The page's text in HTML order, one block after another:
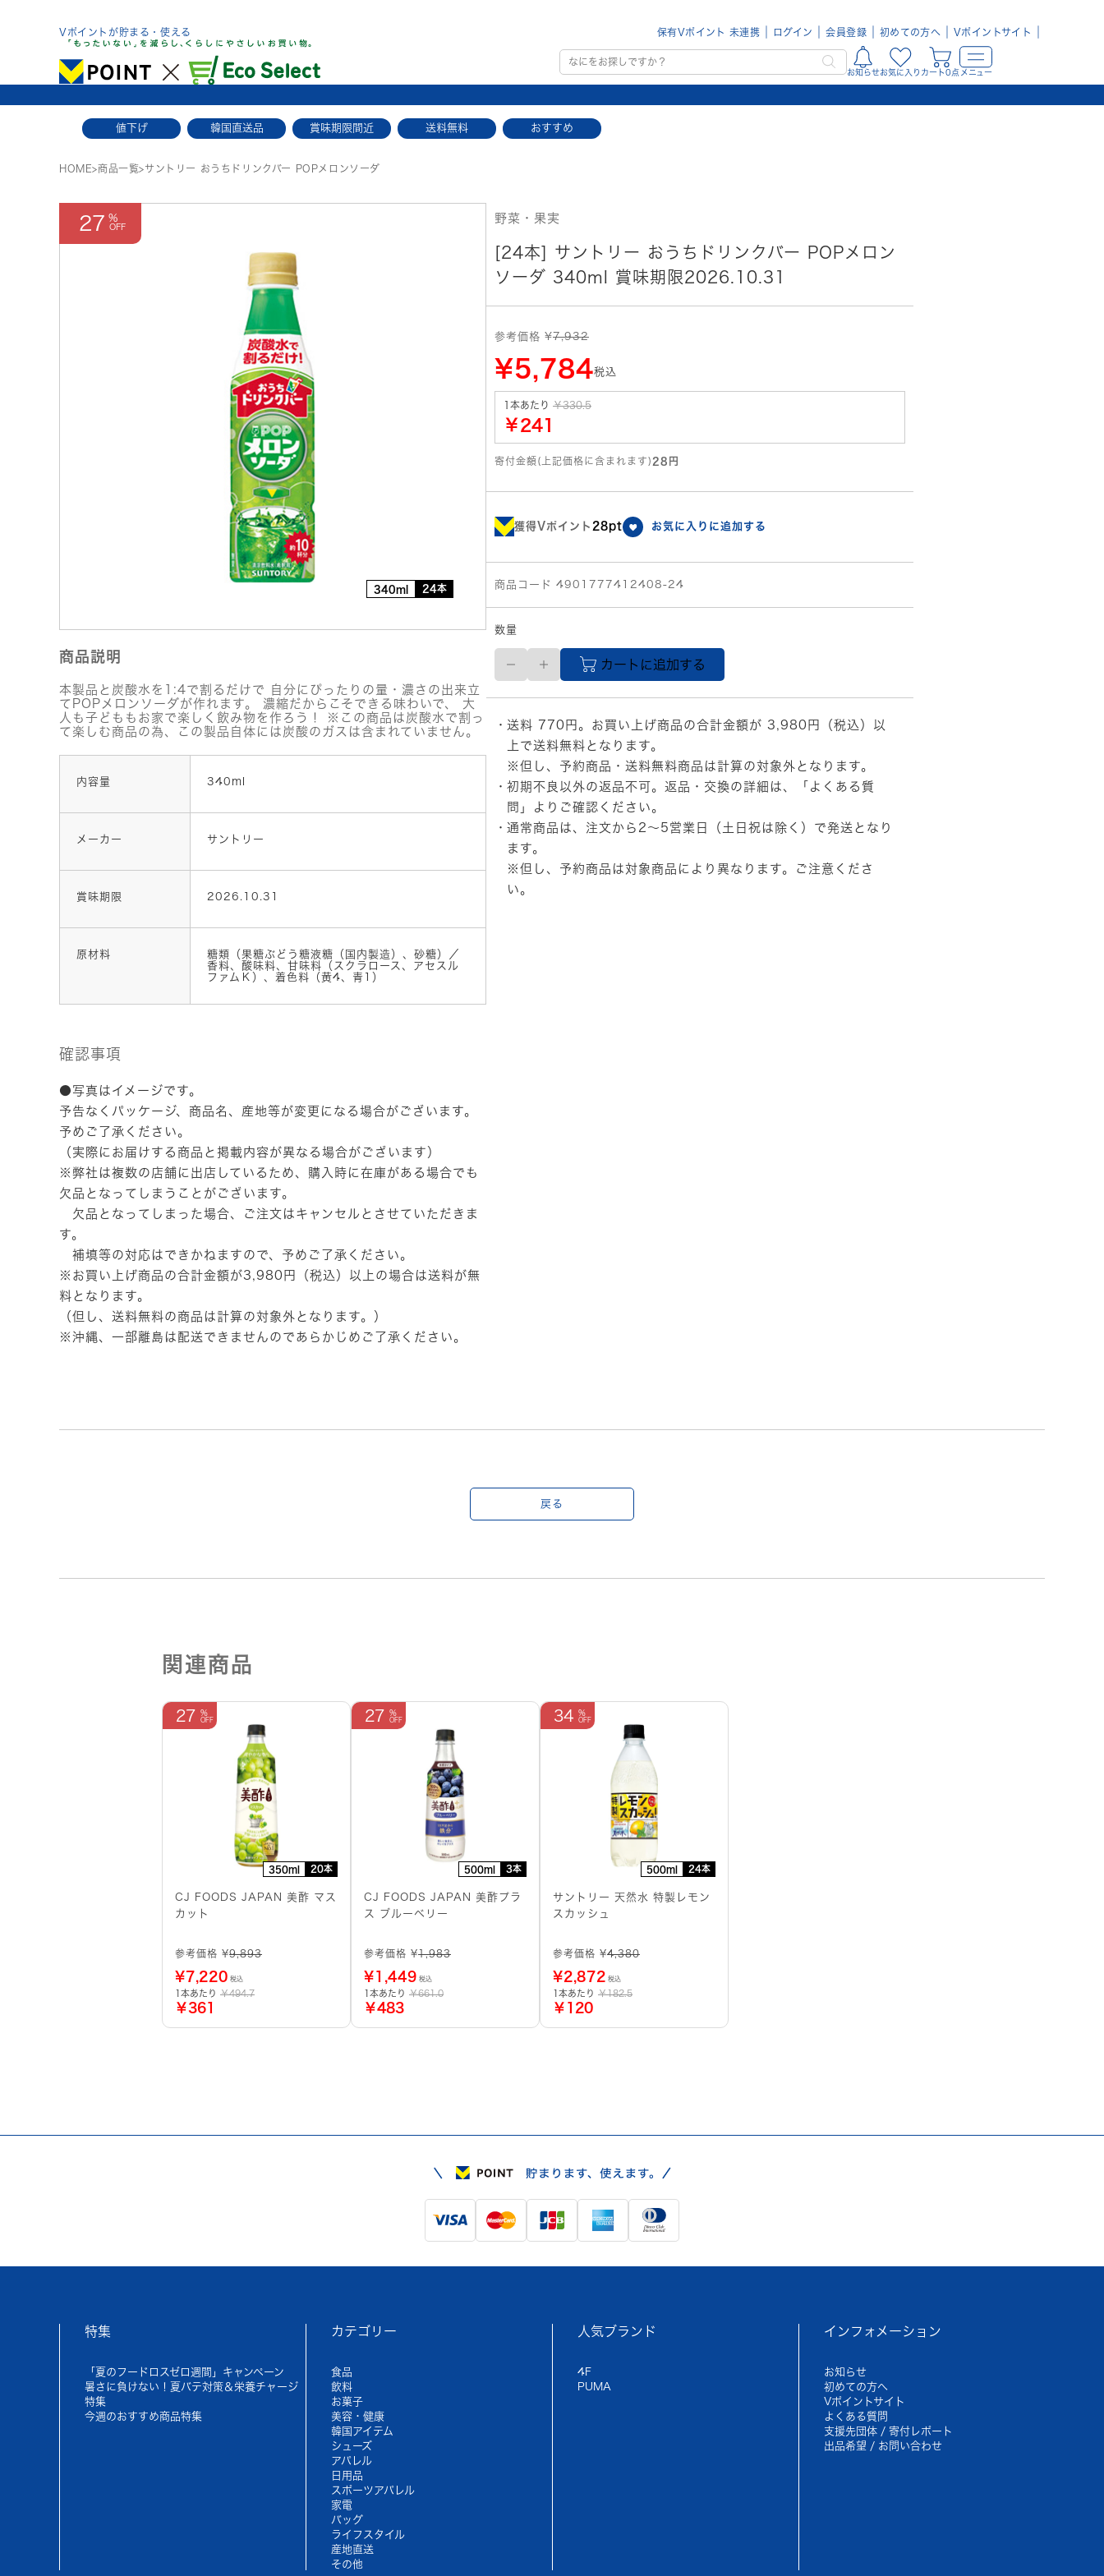
Vポイントが貯まる・使える 保有Vポイント 未連携 ログイン 会員登録 初めての方へ Vポイントサイト
お知らせお気に入り カート0点 メニュー
値下げ 韓国直送品 賞味期限間近 送料無料 おすすめ
HOME>商品一覧>サントリー おうちドリンクバー POPメロンソーダ
27
340ml 24本
商品説明
本製品と炭酸水を1:4で割るだけで 自分にぴったりの量・濃さの出来立
てPOPメロンソーダが作れます。 濃縮だからこそできる味わいで、 大
人も子どももお家で楽しく飲み物を作ろう！ ※この商品は炭酸水で割っ
て楽しむ商品の為、この製品自体には炭酸のガスは含まれていません。
内容量 340ml
メーカー サントリー
賞味期限 2026.10.31
原材料
糖類（果糖ぶどう糖液糖（国内製造）、砂糖）／
香料、酸味料、甘味料（スクラロース、アセスル
ファムＫ）、着色料（黄4、青1）
確認事項
●写真はイメージです。
予告なくパッケージ、商品名、産地等が変更になる場合がございます。
予めご了承ください。
（実際にお届けする商品と掲載内容が異なる場合がございます）
※弊社は複数の店舗に出店しているため、購入時に在庫がある場合でも
欠品となってしまうことがございます。
欠品となってしまった場合、ご注文はキャンセルとさせていただきま
す。
補填等の対応はできかねますので、予めご了承ください。
※お買い上げ商品の合計金額が3,980円（税込）以上の場合は送料が無
料となります。
（但し、送料無料の商品は計算の対象外となります。）
※沖縄、一部離島は配送できませんのであらかじめご了承ください。
野菜・果実
[24本] サントリー おうちドリンクバー POPメロン
ソーダ 340ml 賞味期限2026.10.31
参考価格 ¥7,932
¥5,784税込
1本あたり ￥330.5
￥241
寄付金額(上記価格に含まれます) 28円
獲得Vポイント 28pt お気に入りに追加する
商品コード 4901777412408-24
数量
サ
ト
リ
お
う
ち
ド
リ
ン
バ
ー
POP
メ
カートに追加する
送料 770円。お買い上げ商品の合計金額が 3,980円（税込）以
上で送料無料となります。
※但し、予約商品・送料無料商品は計算の対象外となります。
初期不良以外の返品不可。返品・交換の詳細は、
「よくある質
問」
よりご確認ください。
通常商品は、注文から2～5営業日（土日祝は除く）で発送となり
ます。
※但し、予約商品は対象商品により異なります。ご注意くださ
い。
戻る
関連商品
350ml 20本
27
CJ FOODS JAPAN 美酢 マス
カット
参考価格 ¥9,893
¥7,220 税込
1本あたり ￥494.7
￥361
500ml 3本
27
CJ FOODS JAPAN 美酢プラ
ス ブルーベリー
参考価格 ¥1,983
¥1,449 税込
1本あたり ￥661.0
￥483
500ml 24本
34
サントリー 天然水 特製レモン
スカッシュ
参考価格 ¥4,380
¥2,872 税込
1本あたり ￥182.5
￥120
特集
「夏のフードロスゼロ週間」キャンペーン
暑さに負けない！夏バテ対策＆栄養チャージ
特集
今週のおすすめ商品特集
カテゴリー
食品
飲料
お菓子
美容・健康
韓国アイテム
シューズ
アパレル
日用品
スポーツアパレル
家電
バッグ
ライフスタイル
産地直送
その他
人気ブランド
4F
PUMA
インフォメーション
お知らせ
初めての方へ
Vポイントサイト
よくある質問
支援先団体 / 寄付レポート
出品希望 / お問い合わせ